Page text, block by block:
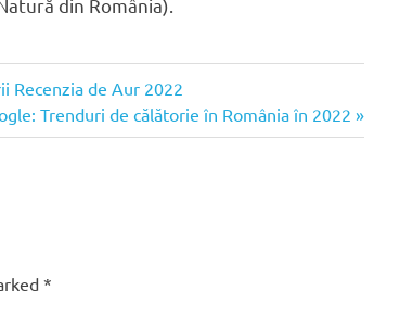
Recenzia de Aur 2022
Trenduri de călătorie în România în 2022
*